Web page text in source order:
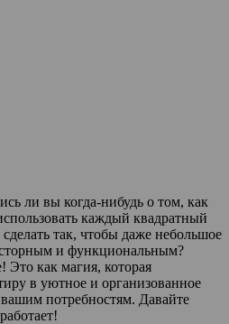
ли вы когда-нибудь о том, как
каждый квадратный
так, чтобы даже небольшое
и функциональным?
Это как магия, которая
в уютное и организованное
потребностям. Давайте